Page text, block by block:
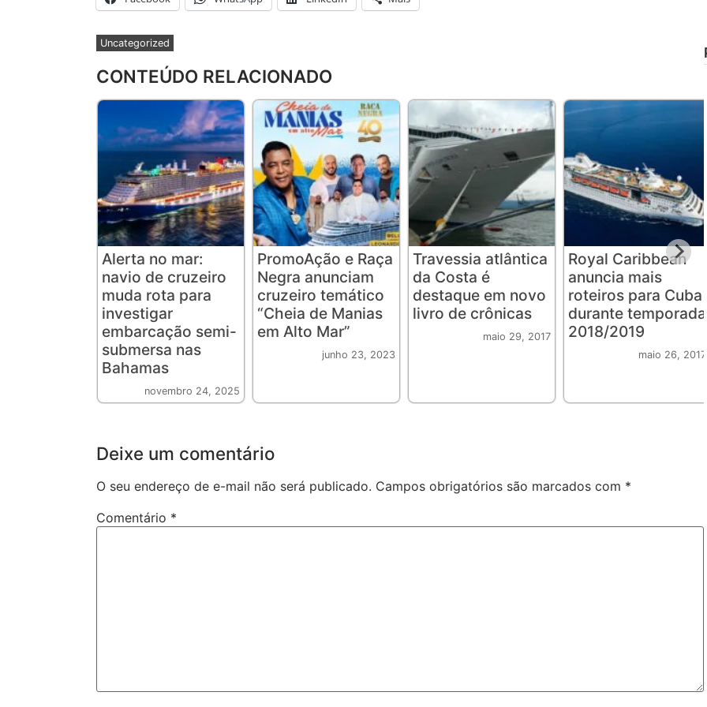
Uncategorized
CONTEÚDO RELACIONADO
Alerta no mar:
navio de cruzeiro
muda rota para
investigar
embarcação semi-
submersa nas
Bahamas
novembro 24, 2025
PromoAção e Raça
Negra anunciam
cruzeiro temático
“Cheia de Manias
em Alto Mar”
junho 23, 2023
Travessia atlântica
da Costa é
destaque em novo
livro de crônicas
maio 29, 2017
Royal Caribbean
anuncia mais
roteiros para Cuba
durante temporada
2018/2019
maio 26, 2017
Deixe um comentário
O seu endereço de e-mail não será publicado. Campos obrigatórios são marcados com *
Comentário *